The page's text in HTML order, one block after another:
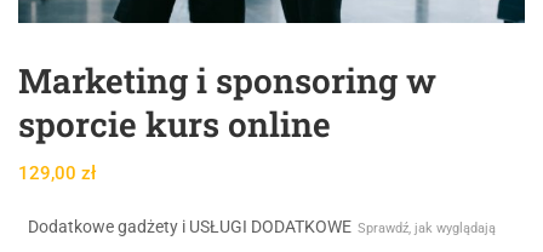
Marketing i sponsoring w
sporcie kurs online
129,00 zł
Dodatkowe gadżety i USŁUGI DODATKOWE Sprawdź, jak wyglądają